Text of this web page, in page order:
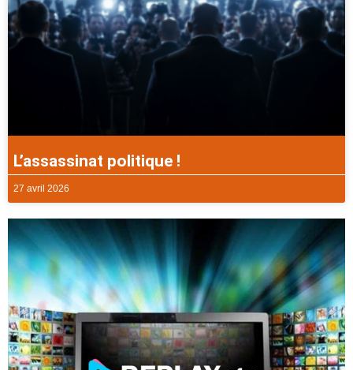
L’assassinat politique !
27 avril 2026